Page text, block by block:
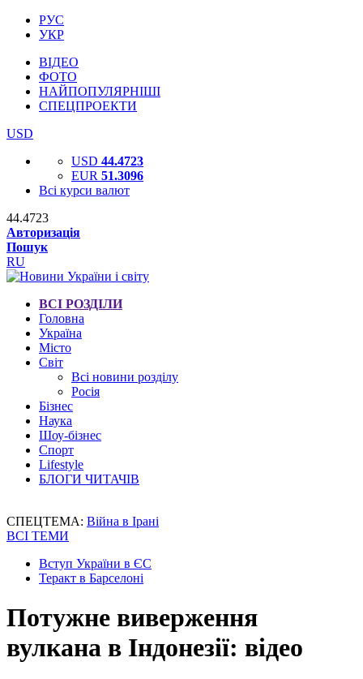
РУС
УКР
ВІДЕО
ФОТО
НАЙПОПУЛЯРНІШІ
СПЕЦПРОЕКТИ
USD
USD 44.4723
EUR 51.3096
Всі курси валют
44.4723
Авторизація
Пошук
RU
ВСІ РОЗДІЛИ
Головна
Україна
Місто
Світ
Всі новини розділу
Росія
Бізнес
Наука
Шоу-бізнес
Спорт
Lifestyle
БЛОГИ ЧИТАЧІВ
СПЕЦТЕМА: Війна в Ірані
ВСІ ТЕМИ
Вступ України в ЄС
Теракт в Барселоні
Потужне виверження
вулкана в Індонезії: відео